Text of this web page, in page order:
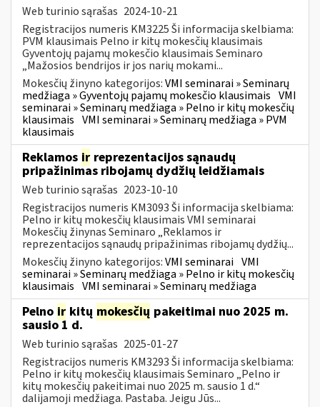
Web turinio sąrašas 2024-10-21
Registracijos numeris KM3225 Ši informacija skelbiama:
PVM klausimais Pelno ir kitų mokesčių klausimais
Gyventojų pajamų mokesčio klausimais Seminaro
„Mažosios bendrijos ir jos narių mokami...
Mokesčių žinyno kategorijos:VMI seminarai » Seminarų
medžiaga » Gyventojų pajamų mokesčio klausimais VMI
seminarai » Seminarų medžiaga » Pelno ir kitų mokesčių
klausimais VMI seminarai » Seminarų medžiaga » PVM
klausimais
Reklamos ir reprezentacijos sąnaudų
pripažinimas ribojamų dydžių leidžiamais
Web turinio sąrašas 2023-10-10
Registracijos numeris KM3093 Ši informacija skelbiama:
Pelno ir kitų mokesčių klausimais VMI seminarai
Mokesčių žinynas Seminaro „Reklamos ir
reprezentacijos sąnaudų pripažinimas ribojamų dydžių...
Mokesčių žinyno kategorijos:VMI seminarai VMI
seminarai » Seminarų medžiaga » Pelno ir kitų mokesčių
klausimais VMI seminarai » Seminarų medžiaga
Pelno ir kitų mokesčių pakeitimai nuo 2025 m.
sausio 1 d.
Web turinio sąrašas 2025-01-27
Registracijos numeris KM3293 Ši informacija skelbiama:
Pelno ir kitų mokesčių klausimais Seminaro „Pelno ir
kitų mokesčių pakeitimai nuo 2025 m. sausio 1 d.“
dalijamoji medžiaga. Pastaba. Jeigu Jūs...